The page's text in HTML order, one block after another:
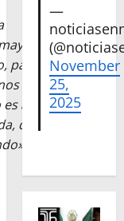
para las
de
algo
que
EPN
—
November
25,
2025